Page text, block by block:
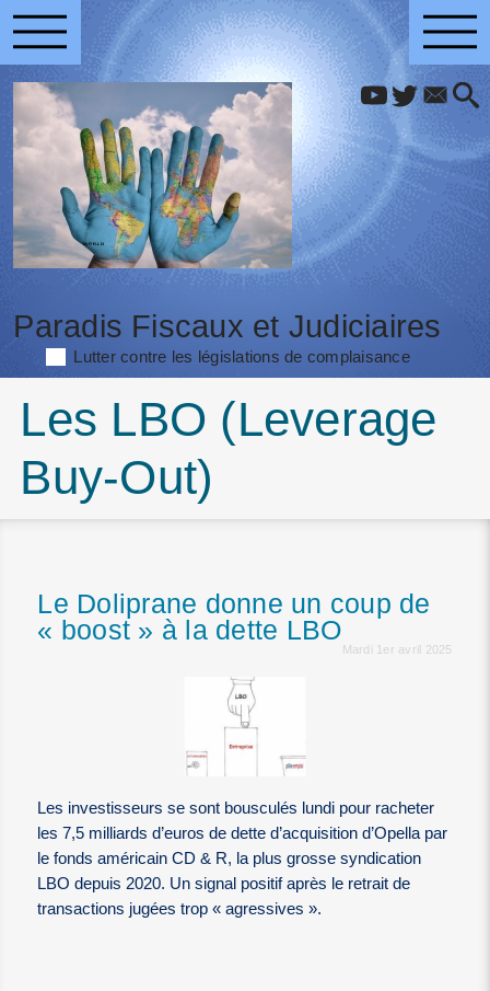
Paradis Fiscaux et Judiciaires
Lutter contre les législations de complaisance
Les LBO (Leverage
Buy-Out)
Le Doliprane donne un coup de
« boost » à la dette LBO
Mardi 1er avril 2025
Les investisseurs se sont bousculés lundi pour racheter
les 7,5 milliards d’euros de dette d’acquisition d’Opella par
le fonds américain CD & R, la plus grosse syndication
LBO depuis 2020. Un signal positif après le retrait de
transactions jugées trop « agressives ».